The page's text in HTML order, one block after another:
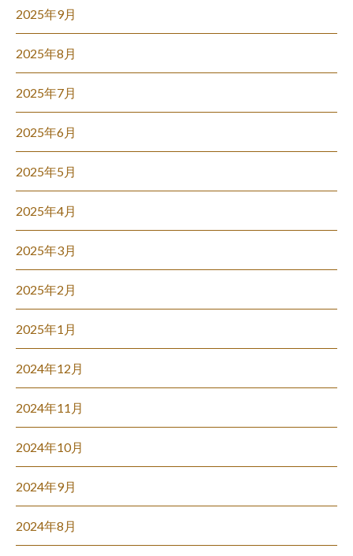
2025年9月
2025年8月
2025年7月
2025年6月
2025年5月
2025年4月
2025年3月
2025年2月
2025年1月
2024年12月
2024年11月
2024年10月
2024年9月
2024年8月